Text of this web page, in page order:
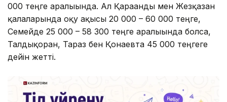
000 теңге аралығында. Ал Қарағанды мен Жезқазған
қалаларында оқу ақысы 20 000 – 60 000 теңге,
Семейде 25 000 – 58 300 теңге аралығында болса,
Талдықорған, Тараз бен Қонаевта 45 000 теңгеге
дейін жетті.